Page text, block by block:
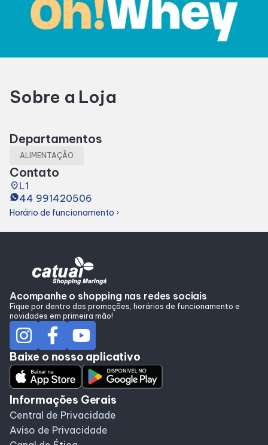
Horários
Cinema
Fique por dentro
Lojas e Restaurantes
Alimentação
Programa de benefícios
Sobre a Loja
Departamentos
ALIMENTAÇÃO
Contato
placeL1
44 991420506
Horário de funcionamento chevron_right
Acompanhe o shopping nas redes sociais
Fique por dentro das promoções, horários de funcionamento e
novidades em primeira mão!
Baixe o nosso aplicativo
Informações Gerais
Central de Privacidade
Aviso de Privacidade